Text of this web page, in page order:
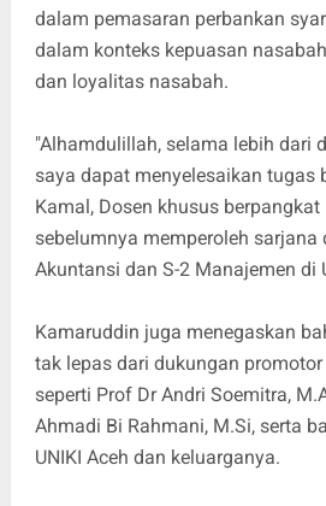
dalam pemasaran perbankan
dalam konteks kepuasan
dan loyalitas nasabah.
"Alhamdulillah, selama lebih dari
saya dapat menyelesaikan tugas
Kamal, Dosen khusus berpangkat
sebelumnya memperoleh sarjana
Akuntansi dan S-2 Manajemen di
Kamaruddin juga menegaskan
tak lepas dari dukungan
seperti Prof Dr Andri Soemitra,
Ahmadi Bi Rahmani, M.Si, serta
UNIKI Aceh dan keluarganya.